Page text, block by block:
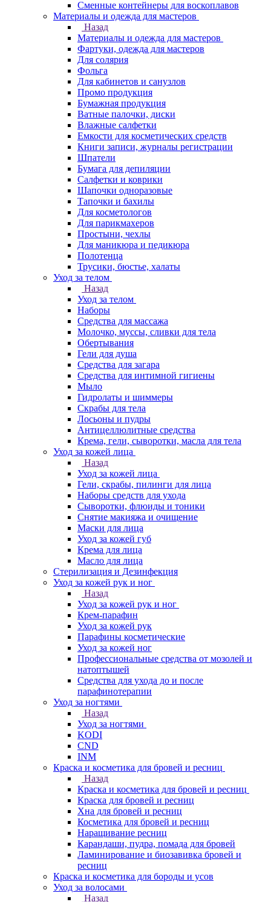
Сменные контейнеры для воскоплавов
Материалы и одежда для мастеров
Назад
Материалы и одежда для мастеров
Фартуки, одежда для мастеров
Для солярия
Фольга
Для кабинетов и санузлов
Промо продукция
Бумажная продукция
Ватные палочки, диски
Влажные салфетки
Емкости для косметических средств
Книги записи, журналы регистрации
Шпатели
Бумага для депиляции
Салфетки и коврики
Шапочки одноразовые
Тапочки и бахилы
Для косметологов
Для парикмахеров
Простыни, чехлы
Для маникюра и педикюра
Полотенца
Трусики, бюстье, халаты
Уход за телом
Назад
Уход за телом
Наборы
Средства для массажа
Молочко, муссы, сливки для тела
Обертывания
Гели для душа
Средства для загара
Средства для интимной гигиены
Мыло
Гидролаты и шиммеры
Скрабы для тела
Лосьоны и пудры
Антицеллюлитные средства
Крема, гели, сыворотки, масла для тела
Уход за кожей лица
Назад
Уход за кожей лица
Гели, скрабы, пилинги для лица
Наборы средств для ухода
Сыворотки, флюиды и тоники
Снятие макияжа и очищение
Маски для лица
Уход за кожей губ
Крема для лица
Масло для лица
Стерилизация и Дезинфекция
Уход за кожей рук и ног
Назад
Уход за кожей рук и ног
Крем-парафин
Уход за кожей рук
Парафины косметические
Уход за кожей ног
Профессиональные средства от мозолей и
натоптышей
Средства для ухода до и после
парафинотерапии
Уход за ногтями
Назад
Уход за ногтями
KODI
CND
INM
Краска и косметика для бровей и ресниц
Назад
Краска и косметика для бровей и ресниц
Краска для бровей и ресниц
Хна для бровей и ресниц
Косметика для бровей и ресниц
Наращивание ресниц
Карандаши, пудра, помада для бровей
Ламинирование и биозавивка бровей и
ресниц
Краска и косметика для бороды и усов
Уход за волосами
Назад